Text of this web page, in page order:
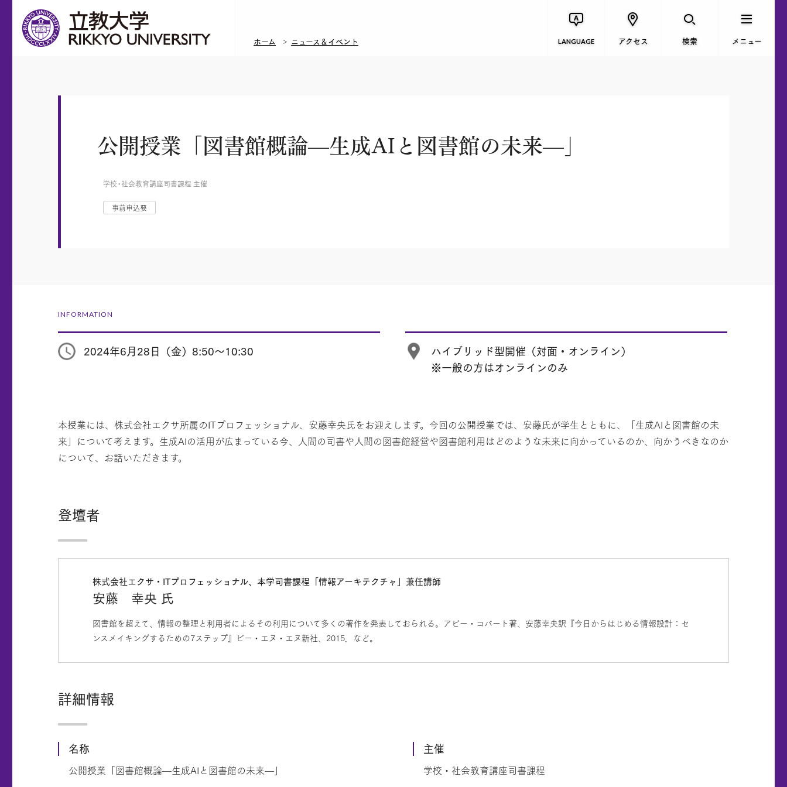
ホーム ニュース＆イベント LANGUAGE アクセス 検索 メニュー
公開授業「図書館概論—生成AIと図書館の未来—」
学校・社会教育講座司書課程 主催
事前申込要
INFORMATION
2024年6月28日（金）8:50～10:30
ハイブリッド型開催（対面・オンライン）
※一般の方はオンラインのみ
本授業には、株式会社エクサ所属のITプロフェッショナル、安藤幸央氏をお迎えします。今回の公開授業では、安藤氏が学生とともに、「生成AIと図書館の未
来」について考えます。生成AIの活用が広まっている今、人間の司書や人間の図書館経営や図書館利用はどのような未来に向かっているのか、向かうべきなのか
について、お話いただきます。
登壇者
株式会社エクサ・ITプロフェッショナル、本学司書課程「情報アーキテクチャ」兼任講師
安藤 幸央 氏
図書館を超えて、情報の整理と利用者によるその利用について多くの著作を発表しておられる。アビー・コバート著、安藤幸央訳『今日からはじめる情報設計：セ
ンスメイキングするための7ステップ』ビー・エヌ・エヌ新社、2015．など。
詳細情報
名称
公開授業「図書館概論—生成AIと図書館の未来—」
主催
学校・社会教育講座司書課程